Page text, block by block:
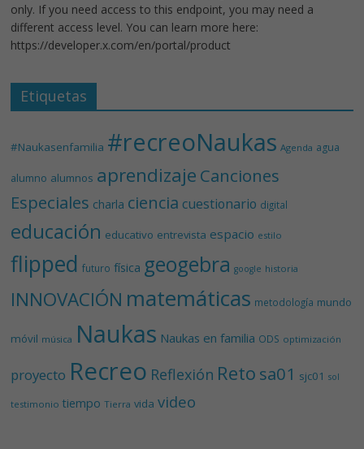
only. If you need access to this endpoint, you may need a
different access level. You can learn more here:
https://developer.x.com/en/portal/product
Etiquetas
#Naukasenfamilia #recreoNaukas Agenda agua
alumno alumnos aprendizaje Canciones
Especiales charla ciencia cuestionario digital
educación educativo entrevista espacio estilo
flipped futuro física geogebra google historia
INNOVACIÓN matemáticas metodología mundo
móvil música Naukas Naukas en familia ODS optimización
proyecto Recreo Reflexión Reto sa01 sjc01 sol
testimonio tiempo Tierra vida video